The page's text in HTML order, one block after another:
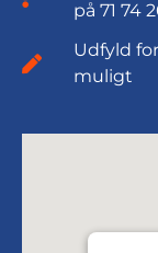
på 71 74
Udfyld
muligt